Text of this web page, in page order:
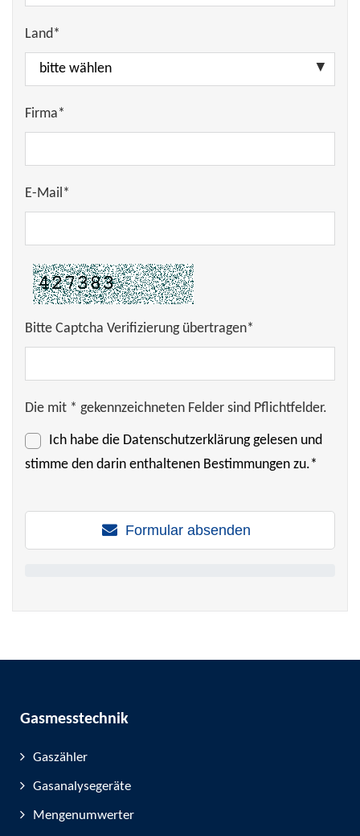
Land*
Firma*
E-Mail*
Bitte Captcha Verifizierung übertragen*
Die mit * gekennzeichneten Felder sind Pflichtfelder.
Ich habe die Datenschutzerklärunggelesen und
stimme den darin enthaltenen Bestimmungen zu.*
Formular absenden
Gasmesstechnik
Gaszähler
Gasanalysegeräte
Mengenumwerter